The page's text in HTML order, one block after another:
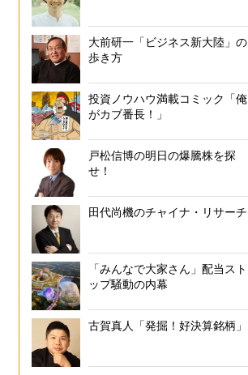
大前研一「ビジネス新大陸」の
歩き方
投資ノウハウ満載コミック「俺
がカブ番長！」
戸松信博の明日の爆騰株を探
せ！
田代尚機のチャイナ・リサーチ
「みんなで大家さん」配当スト
ップ騒動の内幕
古賀真人「発掘！好決算銘柄」